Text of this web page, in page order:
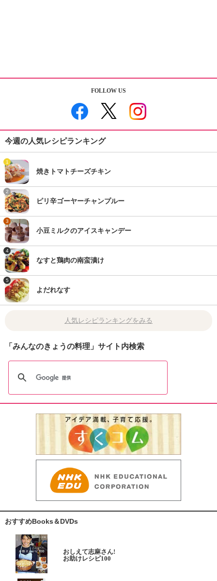
FOLLOW US
今週の人気レシピランキング
1
焼きトマトチーズチキン
2
ピリ辛ゴーヤーチャンプルー
3
小豆ミルクのアイスキャンデー
4
なすと鶏肉の南蛮漬け
5
よだれなす
人気レシピランキングをみる
「みんなのきょうの料理」サイト内検索
おすすめBooks＆DVDs
おしえて志麻さん!
お助けレシピ100